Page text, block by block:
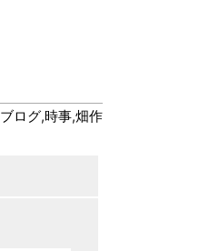
ブログ,時事,畑作